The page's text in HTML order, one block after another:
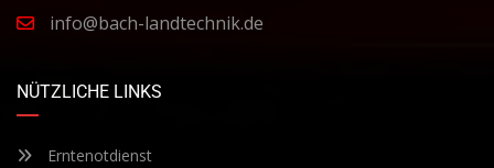
info@bach-landtechnik.de
NÜTZLICHE LINKS
Erntenotdienst